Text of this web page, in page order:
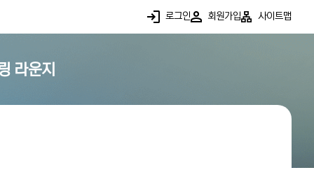
로그인 회원가입 사이트맵
라운지